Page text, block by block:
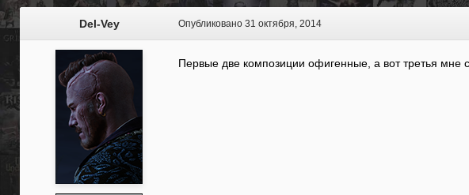
Del-Vey Опубликовано 31 октября, 2014
Первые две композиции офигенные, а вот третья мне